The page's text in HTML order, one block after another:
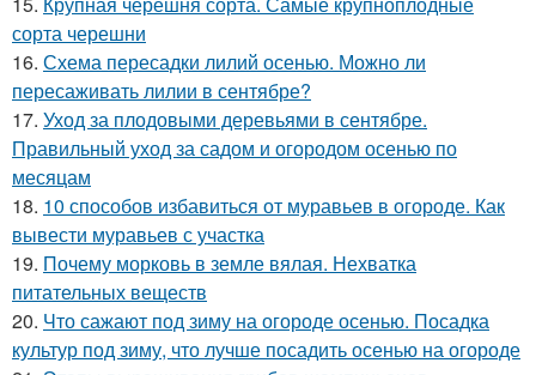
сорта черешни
16. Схема пересадки лилий осенью. Можно ли
пересаживать лилии в сентябре?
17. Уход за плодовыми деревьями в сентябре.
Правильный уход за садом и огородом осенью по
месяцам
18. 10 способов избавиться от муравьев в огороде. Как
вывести муравьев с участка
19. Почему морковь в земле вялая. Нехватка
питательных веществ
20. Что сажают под зиму на огороде осенью. Посадка
культур под зиму, что лучше посадить осенью на огороде